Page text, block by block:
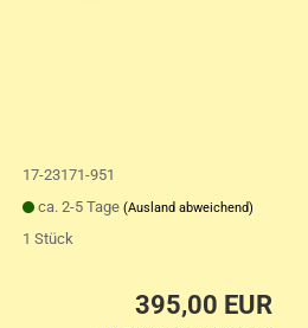
17-23171-951
ca. 2-5 Tage (Ausland abweichend)
1 Stück
395,00 EUR